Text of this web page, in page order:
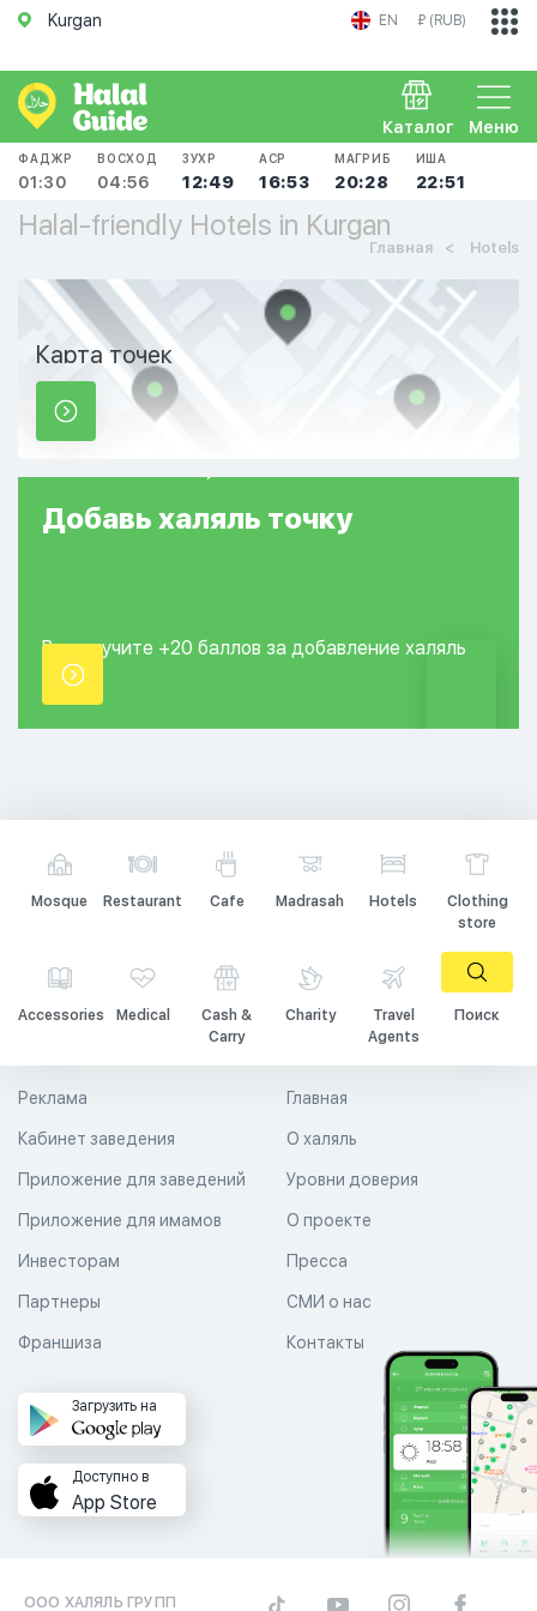
Kurgan EN ₽ (RUB)
Меню
Каталог
ФАДЖР
01:30
ВОСХОД
04:56
ЗУХР
12:49
АСР
16:53
МАГРИБ
20:28
ИША
22:51
Halal-friendly Hotels in Kurgan
Главная Hotels
Карта точек
Добавь халяль точку
Вы получите +20 баллов за добавление халяль
точки.
Mosque Restaurant Cafe Madrasah Hotels
Clothing
store
Accessories Medical
Cash &
Carry
Charity
Travel
Agents
Поиск
Главная
О халяль
Уровни доверия
Реклама
Кабинет заведения
Приложение для заведений
Приложение для имамов О проекте
Пресса
СМИ о нас
Контакты
Инвесторам
Партнеры
Франшиза
Загрузить на
Доступно в
App Store
ООО ХАЛЯЛЬ ГРУПП